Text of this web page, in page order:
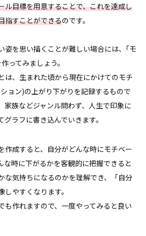
ル目標を用意することで、これを達成し
指すことができるのです。
姿を思い描くことが難しい場合には、｢モ
ってみましょう。
は、生まれた頃から現在にかけてのモチ
ョン)の上がり下がりを記録するもので
家族などジャンル問わず、人生で印象に
ラフに書き込んでいきます。
作成すると、自分がどんな時にモチベー
な時に下がるかを客観的に把握できると
な気持ちになるのかを理解でき、「自分
やすくなります。
も作れますので、一度やってみると良い